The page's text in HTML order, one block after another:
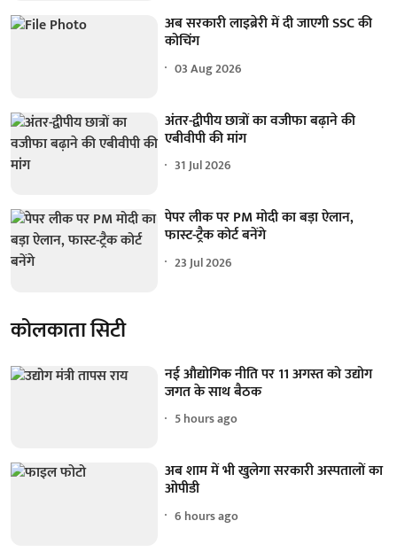
अब सरकारी लाइब्रेरी में दी जाएगी SSC की
कोचिंग
03 Aug 2026
अंतर-द्वीपीय छात्रों का वजीफा बढ़ाने की
एबीवीपी की मांग
31 Jul 2026
पेपर लीक पर PM मोदी का बड़ा ऐलान,
फास्ट-ट्रैक कोर्ट बनेंगे
23 Jul 2026
कोलकाता सिटी
नई औद्योगिक नीति पर 11 अगस्त को उद्योग
जगत के साथ बैठक
5 hours ago
अब शाम में भी खुलेगा सरकारी अस्पतालों का
ओपीडी
6 hours ago